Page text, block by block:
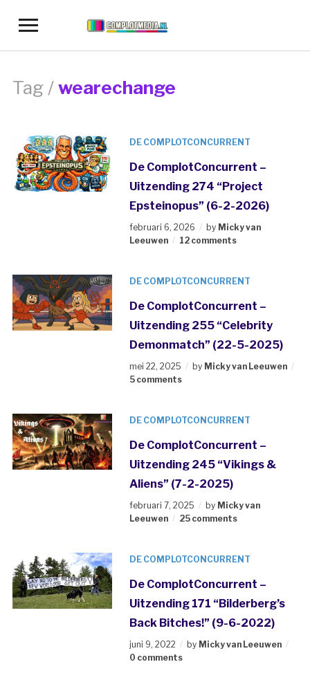
Toggle
navigation
Tag /wearechange
DE COMPLOTCONCURRENT
De ComplotConcurrent –
Uitzending 274 “Project
Epsteinopus” (6-2-2026)
februari 6, 2026 by Micky van
Leeuwen
12 comments
DE COMPLOTCONCURRENT
De ComplotConcurrent –
Uitzending 255 “Celebrity
Demonmatch” (22-5-2025)
mei 22, 2025 by Micky van Leeuwen
5 comments
DE COMPLOTCONCURRENT
De ComplotConcurrent –
Uitzending 245 “Vikings &
Aliens” (7-2-2025)
februari 7, 2025 by Micky van
Leeuwen
25 comments
DE COMPLOTCONCURRENT
De ComplotConcurrent –
Uitzending 171 “Bilderberg’s
Back Bitches!” (9-6-2022)
juni 9, 2022 by Micky van Leeuwen
0 comments